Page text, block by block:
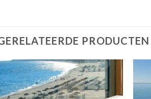
PRODUCTEN